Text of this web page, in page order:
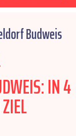
Budweis
IN 4